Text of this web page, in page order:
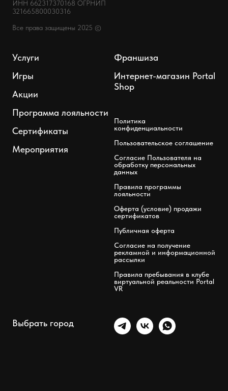
ИНН 662317370168 ОГРНИП
321665800030316
Все права защищены 2025 ©
Услуги
Игры
Акции
Программа лояльности
Сертификаты
Мероприятия
Франшиза
Интернет-магазин Portal
Shop
Политика
конфиденциальности
Пользовательское соглашение
Согласие Пользователя на
обработку персональных
данных
Правила программы
лояльности
Оферта (условие) продажи
сертификатов
Публичная оферта
Согласие на получение
рекламной и информационной
рассылки
Правила пребывания в клубе
виртуальной реальности Portal
VR
Выбрать город